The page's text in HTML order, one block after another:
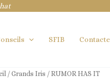
SFIB
/Grands Iris / RUMOR HAS IT